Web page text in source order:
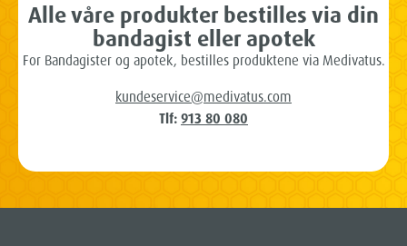
Alle våre produkter bestilles via din
bandagist eller apotek
For Bandagister og apotek, bestilles produktene via Medivatus.
kundeservice@medivatus.com
Tlf: 913 80 080